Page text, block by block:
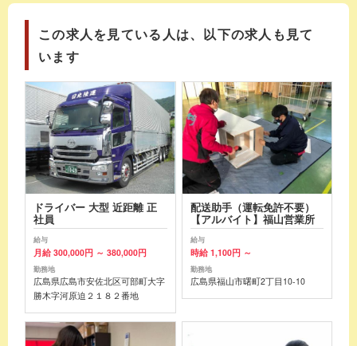
この求人を見ている人は、以下の求人も見て
います
ドライバー 大型 近距離 正
社員
給与
月給 300,000円 ～ 380,000円
勤務地
広島県広島市安佐北区可部町大字
勝木字河原迫２１８２番地
配送助手（運転免許不要）
【アルバイト】福山営業所
給与
時給 1,100円 ～
勤務地
広島県福山市曙町2丁目10-10